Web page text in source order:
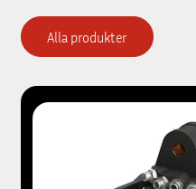
Alla produkter